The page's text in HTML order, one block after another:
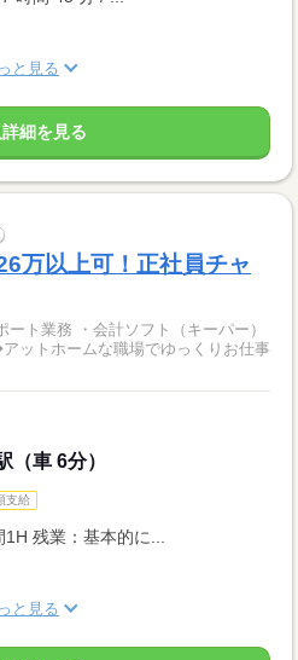
と見る
細を見る
以上可！正社員チャ
（車 6分）
支給
残業：基本的に...
と見る